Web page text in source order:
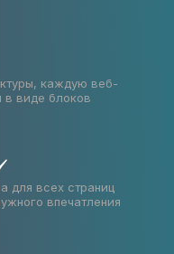
каждую веб-
в виде блоков
для всех страниц
впечатления